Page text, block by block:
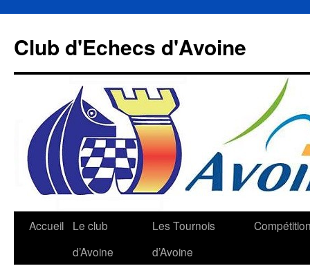
contenu
Club d'Echecs d'Avoine
Accueil
Le club
d’Avoine
Les Tournois
d’Avoine